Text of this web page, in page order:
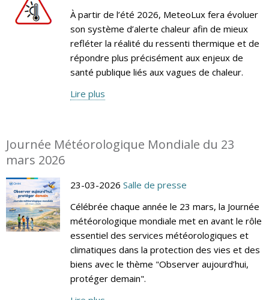
À partir de l’été 2026, MeteoLux fera évoluer
son système d’alerte chaleur afin de mieux
refléter la réalité du ressenti thermique et de
répondre plus précisément aux enjeux de
santé publique liés aux vagues de chaleur.
Lire plus
Journée Météorologique Mondiale du 23
mars 2026
23-03-2026 Salle de presse
Célébrée chaque année le 23 mars, la Journée
météorologique mondiale met en avant le rôle
essentiel des services météorologiques et
climatiques dans la protection des vies et des
biens avec le thème "Observer aujourd’hui,
protéger demain".